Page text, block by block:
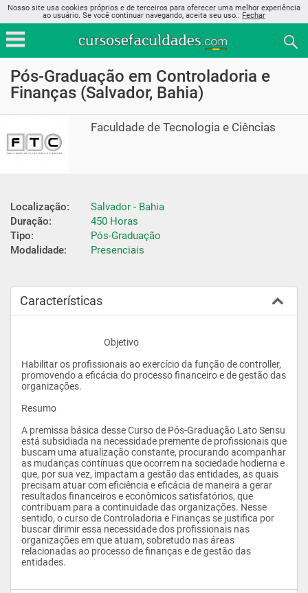
Nosso site usa cookies próprios e de terceiros para oferecer uma melhor experiência
ao usuário. Se você continuar navegando, aceita seu uso.. Fechar
Pós-Graduação em Controladoria e
Finanças (Salvador, Bahia)
Faculdade de Tecnologia e Ciências
Localização:
Salvador - Bahia
Duração:
450 Horas
Tipo:
Pós-Graduação
Modalidade:
Presenciais
Características
					Objetivo
Habilitar os profissionais ao exercício da função de controller,
promovendo a eficácia do processo financeiro e de gestão das
organizações.
Resumo
A premissa básica desse Curso de Pós-Graduação Lato Sensu
está subsidiada na necessidade premente de profissionais que
buscam uma atualização constante, procurando acompanhar
as mudanças contínuas que ocorrem na sociedade hodierna e
que, por sua vez, impactam a gestão das entidades, as quais
precisam atuar com eficiência e eficácia de maneira a gerar
resultados financeiros e econômicos satisfatórios, que
contribuam para a continuidade das organizações. Nesse
sentido, o curso de Controladoria e Finanças se justifica por
buscar dirimir essa necessidade dos profissionais nas
organizações em que atuam, sobretudo nas áreas
relacionadas ao processo de finanças e de gestão das
entidades.